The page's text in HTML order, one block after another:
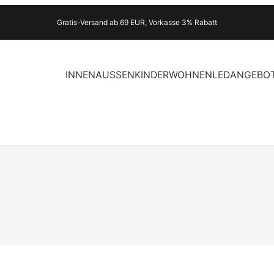
Gratis-Versand ab 69 EUR, Vorkasse 3% Rabatt
INNENAUSSENKINDERWOHNENLED